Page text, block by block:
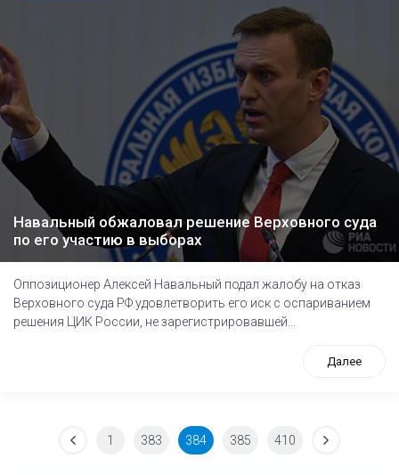
Навальный обжаловал решение Верховного суда
по его участию в выборах
Оппозиционер Алексей Навальный подал жалобу на отказ
Верховного суда РФ удовлетворить его иск с оспариванием
решения ЦИК России, не зарегистрировавшей...
Далее
1 383 384 385 410